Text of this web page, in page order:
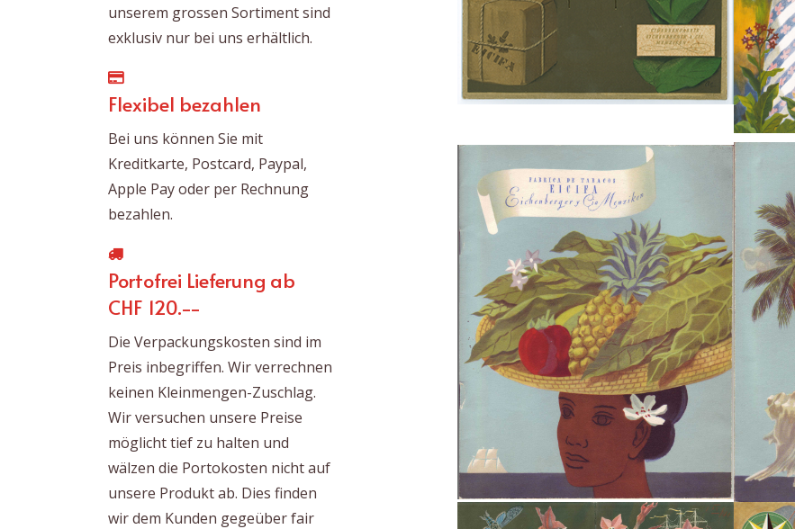
unserem grossen Sortiment sind
exklusiv nur bei uns erhältlich.
Flexibel bezahlen
Bei uns können Sie mit
Kreditkarte, Postcard, Paypal,
Apple Pay oder per Rechnung
bezahlen.
Portofrei Lieferung ab
CHF 120.--
Die Verpackungskosten sind im
Preis inbegriffen. Wir verrechnen
keinen Kleinmengen-Zuschlag.
Wir versuchen unsere Preise
möglicht tief zu halten und
wälzen die Portokosten nicht auf
unsere Produkt ab. Dies finden
wir dem Kunden gegeüber fair